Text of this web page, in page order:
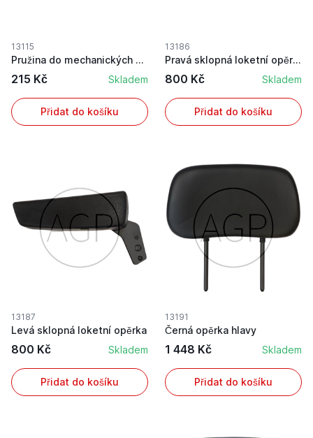
13115
Pružina do mechanických sedaček
215 Kč Skladem
Přidat do košíku
13186
Pravá sklopná loketní opěrka
800 Kč Skladem
Přidat do košíku
13187
Levá sklopná loketní opěrka
800 Kč Skladem
Přidat do košíku
13191
Černá opěrka hlavy
1 448 Kč Skladem
Přidat do košíku